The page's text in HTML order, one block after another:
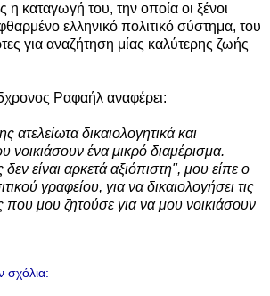
η καταγωγή του, την οποία οι ξένοι
ελληνικό πολιτικό σύστημα, του
για αναζήτηση μίας καλύτερης ζωής
Ραφαήλ αναφέρει:
ατελείωτα δικαιολογητικά και
νοικιάσουν ένα μικρό διαμέρισμα.
είναι αρκετά αξιόπιστη", μου είπε ο
γραφείου, για να δικαιολογήσει τις
που μου ζητούσε για να μου νοικιάσουν
σχόλια: